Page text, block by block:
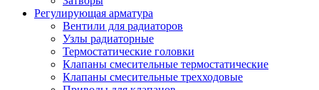
Регулирующая арматура
Вентили для радиаторов
Узлы радиаторные
Термостатические головки
Клапаны смесительные термостатические
Клапаны смесительные трехходовые